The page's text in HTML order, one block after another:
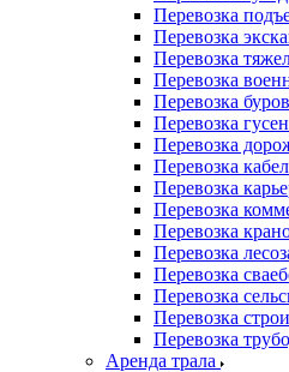
Перевозка
Перевозка
Перевозка
Перевозка
Перевозка
Перевозка
Перевозка
Перевозка
Перевозка
Перевозка
Перевозка
Перевозка
Перевозка
Перевозка
Перевозка
Перевозка
Аренда трала